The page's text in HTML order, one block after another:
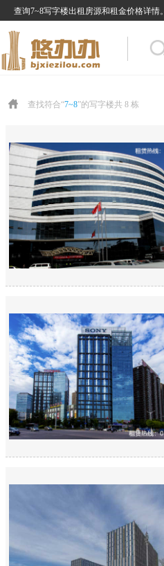
查询7~8写字楼出租房源和租金价格详情。
查找符合“7~8”的写字楼共 8 栋